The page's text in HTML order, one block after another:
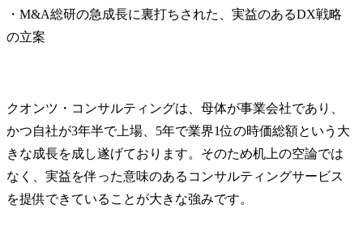
・M&A総研の急成長に裏打ちされた、実益のあるDX戦略
の立案
クオンツ・コンサルティングは、母体が事業会社であり、
かつ自社が3年半で上場、5年で業界1位の時価総額という大
きな成長を成し遂げております。そのため机上の空論では
なく、実益を伴った意味のあるコンサルティングサービス
を提供できていることが大きな強みです。